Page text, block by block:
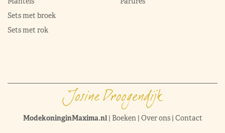
Sets met broek
Sets met rok
ModekoninginMaxima.nl| Boeken| Over ons| Contact